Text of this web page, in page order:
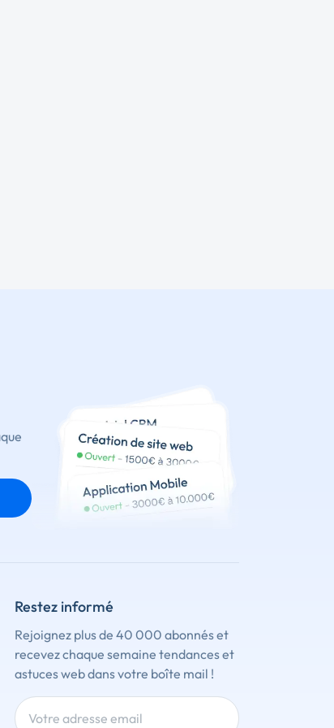
Restez informé
Rejoignez plus de 40 000 abonnés et
recevez chaque semaine tendances et
astuces web dans votre boîte mail !